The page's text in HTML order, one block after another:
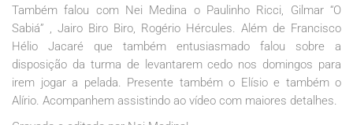
Também falou com Nei Medina o Paulinho Ricci, Gilmar “O
Sabiá” , Jairo Biro Biro, Rogério Hércules. Além de Francisco
Hélio Jacaré que também entusiasmado falou sobre a
disposição da turma de levantarem cedo nos domingos para
irem jogar a pelada. Presente também o Elísio e também o
Alírio. Acompanhem assistindo ao vídeo com maiores detalhes.